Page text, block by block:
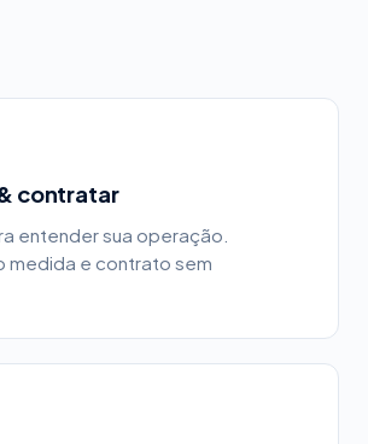
contratar
entender sua operação.
medida e contrato sem